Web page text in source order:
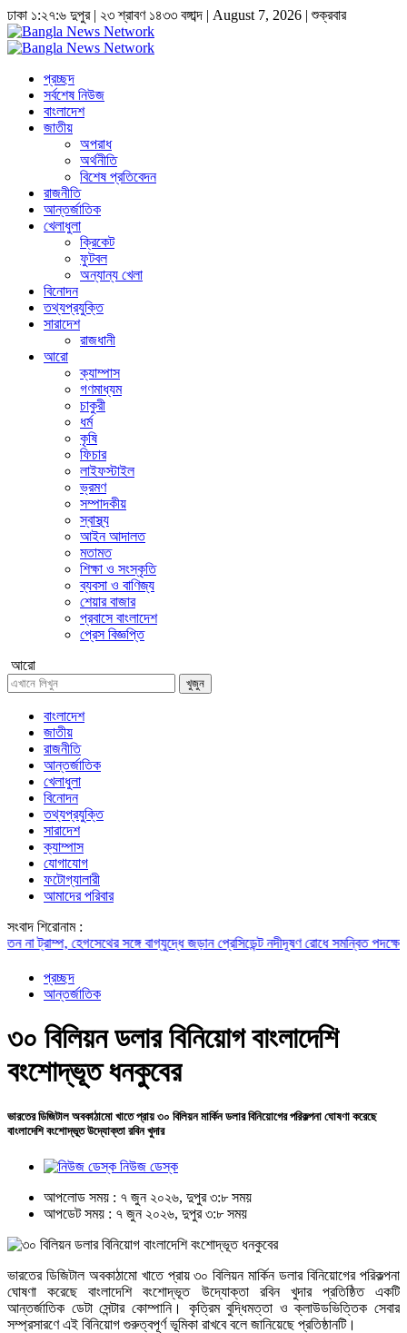
ঢাকা ১:২৭:৬ দুপুর| ২৩ শ্রাবণ ১৪৩৩ বঙ্গাব্দ | August 7, 2026 |শুক্রবার
প্রচ্ছদ
সর্বশেষ নিউজ
বাংলাদেশ
জাতীয়
অপরাধ
অর্থনীতি
বিশেষ প্রতিবেদন
রাজনীতি
আন্তর্জাতিক
খেলাধুলা
ক্রিকেট
ফুটবল
অন্যান্য খেলা
বিনোদন
তথ্যপ্রযুক্তি
সারাদেশ
রাজধানী
আরো
ক্যাম্পাস
গণমাধ্যম
চাকুরী
ধর্ম
কৃষি
ফিচার
লাইফস্টাইল
ভ্রমণ
সম্পাদকীয়
স্বাস্থ্য
আইন আদালত
মতামত
শিক্ষা ও সংস্কৃতি
ব্যবসা ও বাণিজ্য
শেয়ার বাজার
প্রবাসে বাংলাদেশ
প্রেস বিজ্ঞপ্তি
আরো
খুজুন
বাংলাদেশ
জাতীয়
রাজনীতি
আন্তর্জাতিক
খেলাধুলা
বিনোদন
তথ্যপ্রযুক্তি
সারাদেশ
ক্যাম্পাস
যোগাযোগ
ফটোগ্যালারী
আমাদের পরিবার
সংবাদ শিরোনাম :
হেগসেথের সঙ্গে বাগ্‌যুদ্ধে জড়ান প্রেসিডেন্টনদীদূষণ রোধে সমন্বিত পদক্ষেপ গ্রহণে
প্রচ্ছদ
আন্তর্জাতিক
৩০ বিলিয়ন ডলার বিনিয়োগ বাংলাদেশি
বংশোদ্ভূত ধনকুবের
ভারতের ডিজিটাল অবকাঠামো খাতে প্রায় ৩০ বিলিয়ন মার্কিন ডলার বিনিয়োগের পরিকল্পনা ঘোষণা করেছে
বাংলাদেশি বংশোদ্ভূত উদ্যোক্তা রবিন খুদার
নিউজ ডেস্ক
আপলোড সময় : ৭ জুন ২০২৬, দুপুর ৩:৮ সময়
আপডেট সময় : ৭ জুন ২০২৬, দুপুর ৩:৮ সময়
ভারতের ডিজিটাল অবকাঠামো খাতে প্রায় ৩০ বিলিয়ন মার্কিন ডলার বিনিয়োগের পরিকল্পনা
ঘোষণা করেছে বাংলাদেশি বংশোদ্ভূত উদ্যোক্তা রবিন খুদার প্রতিষ্ঠিত একটি
আন্তর্জাতিক ডেটা সেন্টার কোম্পানি। কৃত্রিম বুদ্ধিমত্তা ও ক্লাউডভিত্তিক সেবার
সম্প্রসারণে এই বিনিয়োগ গুরুত্বপূর্ণ ভূমিকা রাখবে বলে জানিয়েছে প্রতিষ্ঠানটি।